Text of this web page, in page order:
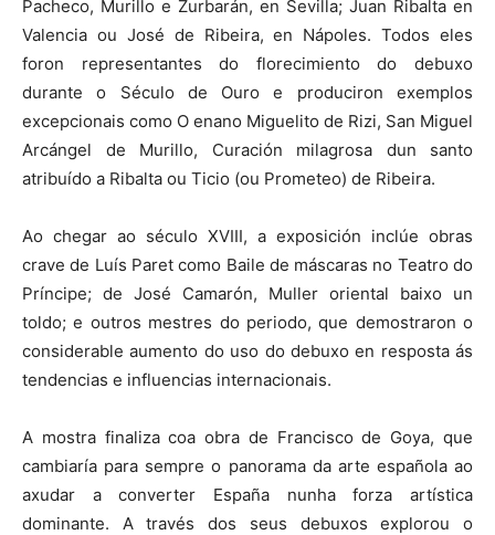
Pacheco, Murillo e Zurbarán, en Sevilla; Juan Ribalta en
Valencia ou José de Ribeira, en Nápoles. Todos eles
foron representantes do florecimiento do debuxo
durante o Século de Ouro e produciron exemplos
excepcionais como O enano Miguelito de Rizi, San Miguel
Arcángel de Murillo, Curación milagrosa dun santo
atribuído a Ribalta ou Ticio (ou Prometeo) de Ribeira.
Ao chegar ao século XVIII, a exposición inclúe obras
crave de Luís Paret como Baile de máscaras no Teatro do
Príncipe; de José Camarón, Muller oriental baixo un
toldo; e outros mestres do periodo, que demostraron o
considerable aumento do uso do debuxo en resposta ás
tendencias e influencias internacionais.
A mostra finaliza coa obra de Francisco de Goya, que
cambiaría para sempre o panorama da arte española ao
axudar a converter España nunha forza artística
dominante. A través dos seus debuxos explorou o